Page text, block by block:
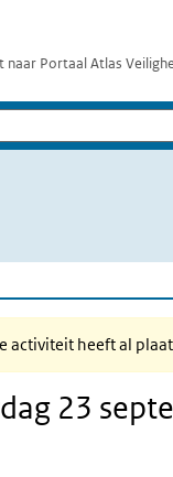
naar Portaal Atlas
activiteit heeft al
23